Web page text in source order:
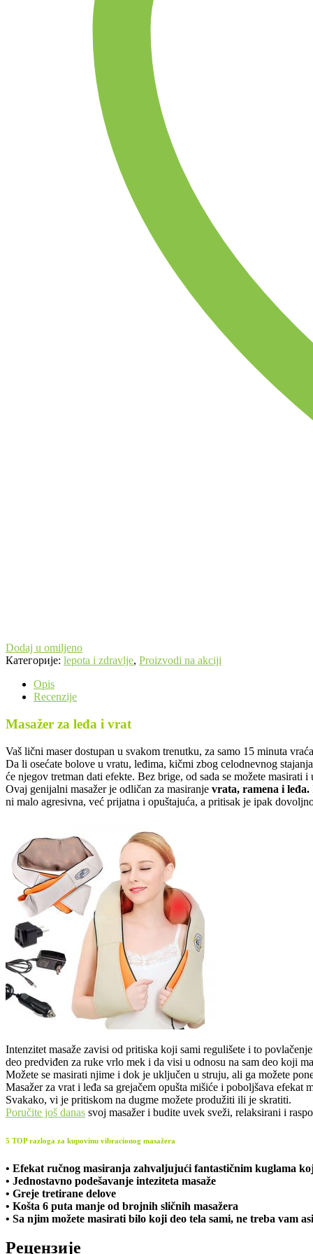
Dodaj u omiljeno
Категорије: lepota i zdravlje, Proizvodi na akciji
Opis
Recenzije
Masažer za leđa i vrat
Vaš lični maser dostupan u svakom trenutku, za samo 15 minuta
Da li osećate bolove u vratu, leđima, kičmi zbog celodnevnog
će njegov tretman dati efekte. Bez brige, od sada se možete
Ovaj genijalni masažer je odličan za masiranje vrata, ramena i leđa.
ni malo agresivna, već prijatna i opuštajuća, a pritisak je ipak
Intenzitet masaže zavisi od pritiska koji sami regulišete i to
deo predviđen za ruke vrlo mek i da visi u odnosu na sam deo koji
Možete se masirati njime i dok je uključen u struju, ali ga možete
Masažer za vrat i leđa sa grejačem opušta mišiće i poboljšava
Svakako, vi je pritiskom na dugme možete produžiti ili je skratiti.
Poručite još danas svoj masažer i budite uvek sveži, relaksirani i
5 TOP razloga za kupovinu vibracionog masažera
• Efekat ručnog masiranja zahvaljujući fantastičnim kuglama
• Jednostavno podešavanje inteziteta masaže
• Greje tretirane delove
• Košta 6 puta manje od brojnih sličnih masažera
• Sa njim možete masirati bilo koji deo tela sami, ne treba vam
Рецензије